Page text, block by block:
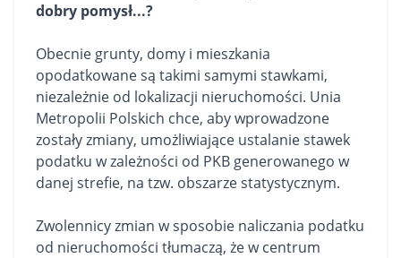
dobry pomysł...?
Obecnie grunty, domy i mieszkania
opodatkowane są takimi samymi stawkami,
niezależnie od lokalizacji nieruchomości. Unia
Metropolii Polskich chce, aby wprowadzone
zostały zmiany, umożliwiające ustalanie stawek
podatku w zależności od PKB generowanego w
danej strefie, na tzw. obszarze statystycznym.
Zwolennicy zmian w sposobie naliczania podatku
od nieruchomości tłumaczą, że w centrum